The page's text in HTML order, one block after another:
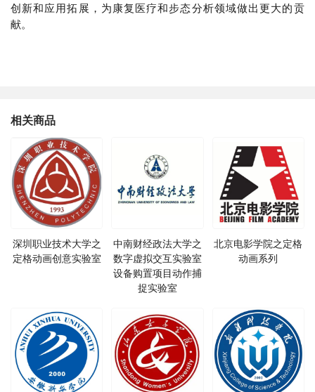
创新和应用拓展，为康复医疗和步态分析领域做出更大的贡
献。
相关商品
深圳职业技术大学之
定格动画创意实验室
中南财经政法大学之
数字虚拟交互实验室
设备购置项目动作捕
捉实验室
北京电影学院之定格
动画系列